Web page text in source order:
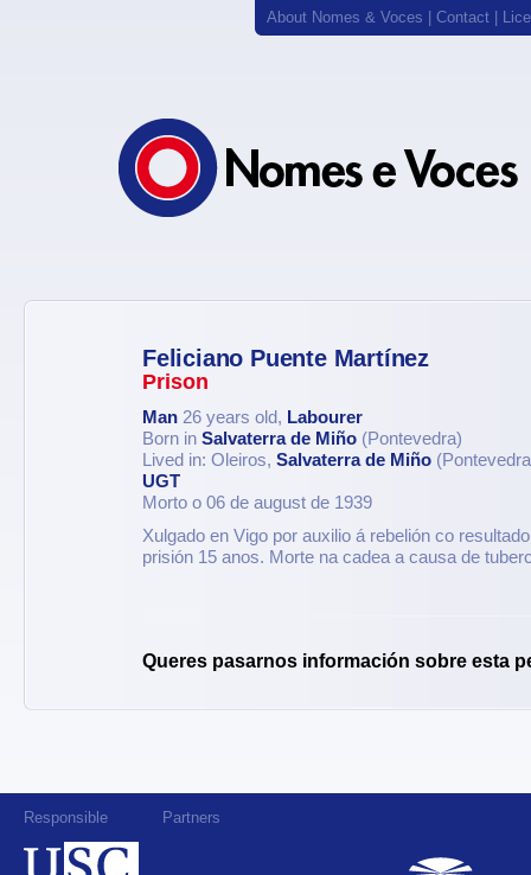
About Nomes & Voces Contact
Feliciano Puente Martínez
Prison
Man 26 years old, Labourer
Born in Salvaterra de Miño (Pontevedra)
Lived in: Oleiros, Salvaterra de Miño
UGT
Morto o 06 de august de 1939
Xulgado en Vigo por auxilio á rebelión co
prisión 15 anos. Morte na cadea a causa de
Queres pasarnos información sobre esta
Responsible Partners